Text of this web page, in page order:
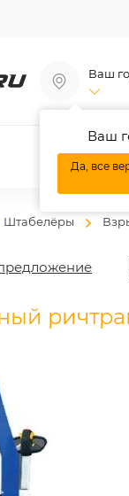
Ваш
Ваш
Да, все
Штабелёры